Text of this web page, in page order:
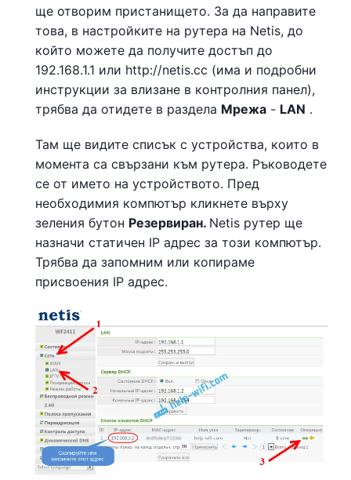
ще отворим пристанището. За да направите
това, в настройките на рутера на Netis, до
който можете да получите достъп до
192.168.1.1 или http://netis.cc (има и подробни
инструкции за влизане в контролния панел),
трябва да отидете в раздела Мрежа - LAN .
Там ще видите списък с устройства, които в
момента са свързани към рутера. Ръководете
се от името на устройството. Пред
необходимия компютър кликнете върху
зеления бутон Резервиран. Netis рутер ще
назначи статичен IP адрес за този компютър.
Трябва да запомним или копираме
присвоения IP адрес.